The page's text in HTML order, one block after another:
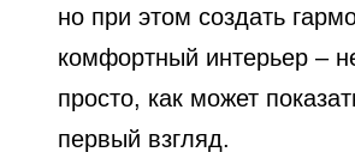
но при этом создать
комфортный интерьер –
просто, как может
первый взгляд.